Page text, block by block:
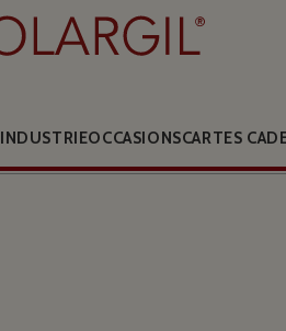
INDUSTRIEOCCASIONSCARTES